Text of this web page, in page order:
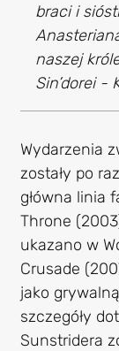
braci i
naszej
Sin’dorei -
Wydarzenia
zostały po
główna linia
Throne
ukazano w
Crusade
jako
szczegóły
Sunstridera